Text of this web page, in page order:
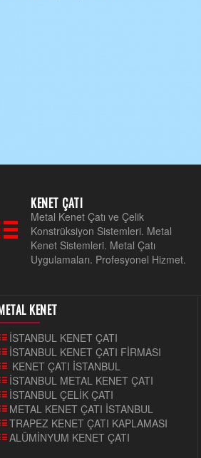
KENET ÇATI
Metal Kenet Çatı ve Çelik
Konstrüksiyon Sistemleri. Metal
Kenet Sistemleri. Metal Çatı
Uygulamaları. Profesyonel Hizmet.
KENET
İSTANBUL KENET ÇATI
İSTANBUL KENET ÇATI FİRMASI
KENET ÇATI İSTANBUL
İSTANBUL METAL KENET ÇATI
İSTANBUL ÇELİK ÇATI
METAL KENET ÇATI İSTANBUL
TRAPEZ KENET ÇATI KAPLAMASI
ALÜMİNYUM KENET ÇATI